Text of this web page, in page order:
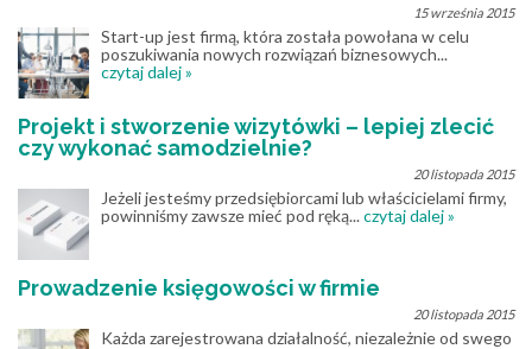
15 września 2015
Start-up jest firmą, która została powołana w celu
poszukiwania nowych rozwiązań biznesowych...
czytaj dalej »
Projekt i stworzenie wizytówki – lepiej zlecić
czy wykonać samodzielnie?
20 listopada 2015
Jeżeli jesteśmy przedsiębiorcami lub właścicielami firmy,
powinniśmy zawsze mieć pod ręką...czytaj dalej »
Prowadzenie księgowości w firmie
20 listopada 2015
Każda zarejestrowana działalność, niezależnie od swego